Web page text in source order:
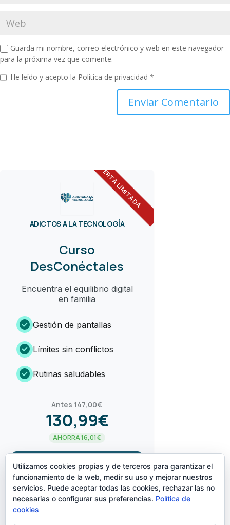
Guarda mi nombre, correo electrónico y web en este navegador
para la próxima vez que comente.
He leído y acepto la Política de privacidad *
OFERTA LIMITADA
ADICTOS A LA TECNOLOGÍA
Curso
DesConéctales
Encuentra el equilibrio digital
en familia
check_circle Gestión de pantallas
check_circle Límites sin conflictos
check_circle Rutinas saludables
Antes 147,00€
130,99€
AHORRA 16,01€
¡LO QUIERO!arrow_forward
CREADO POR
Utilizamos cookies propias y de terceros para garantizar el
funcionamiento de la web, medir su uso y mejorar nuestros
servicios. Puede aceptar todas las cookies, rechazar las no
necesarias o configurar sus preferencias. Política de
cookies